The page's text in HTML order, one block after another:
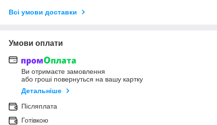
Всі умови доставки
Умови оплати
Ви отримаєте замовлення
або гроші повернуться на вашу картку
Детальніше
Післяплата
Готівкою